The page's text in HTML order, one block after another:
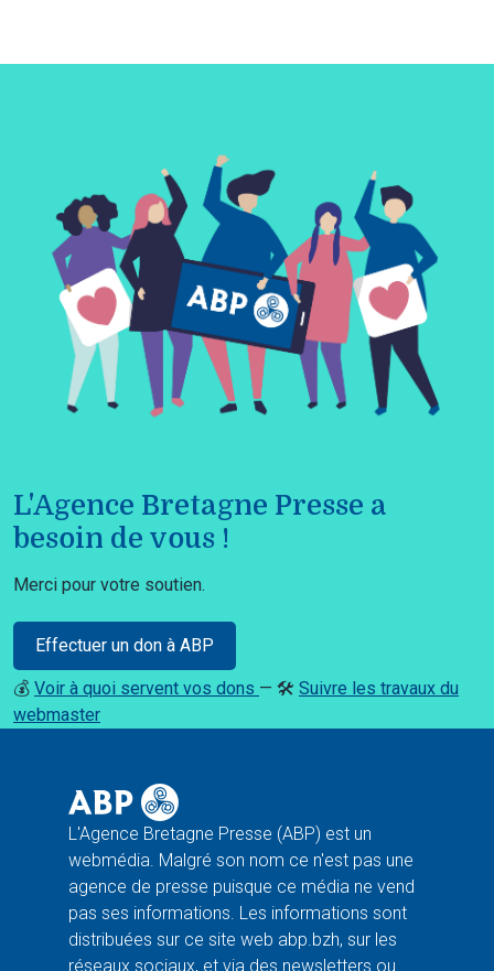
L'Agence Bretagne Presse a
besoin de vous !
Merci pour votre soutien.
Effectuer un don à ABP
💰 Voir à quoi servent vos dons — 🛠️ Suivre les travaux du
webmaster
L'Agence Bretagne Presse (ABP) est un
webmédia. Malgré son nom ce n'est pas une
agence de presse puisque ce média ne vend
pas ses informations. Les informations sont
distribuées sur ce site web abp.bzh, sur les
réseaux sociaux, et via des newsletters ou